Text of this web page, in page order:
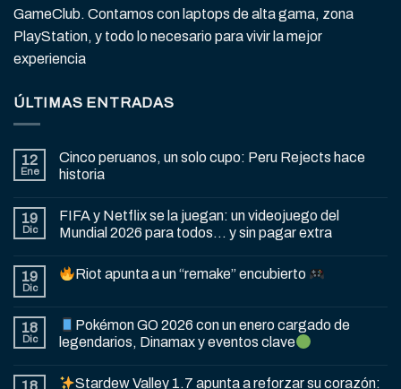
GameClub. Contamos con laptops de alta gama, zona
PlayStation, y todo lo necesario para vivir la mejor
experiencia
ÚLTIMAS ENTRADAS
12
Ene
Cinco peruanos, un solo cupo: Peru Rejects hace
historia
19
Dic
FIFA y Netflix se la juegan: un videojuego del
Mundial 2026 para todos… y sin pagar extra
19
Dic
Riot apunta a un “remake” encubierto
18
Dic
Pokémon GO 2026 con un enero cargado de
legendarios, Dinamax y eventos clave
Stardew Valley 1.7 apunta a reforzar su corazón: